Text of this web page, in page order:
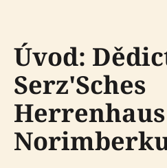
Úvod:
Serz'Sches